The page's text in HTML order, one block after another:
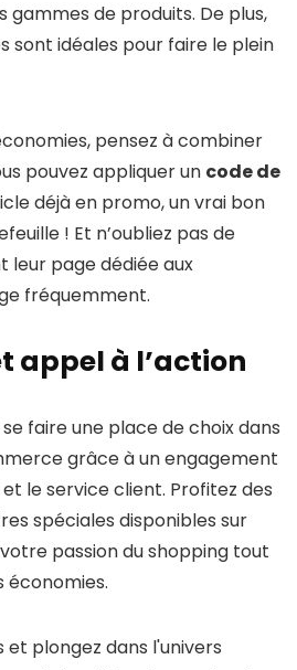
gammes de produits. De plus,
sont idéales pour faire le plein
pensez à combiner
pouvez appliquer un code de
déjà en promo, un vrai bon
! Et n’oubliez pas de
leur page dédiée aux
fréquemment.
appel à l’action
se faire une place de choix dans
grâce à un engagement
le service client. Profitez des
spéciales disponibles sur
passion du shopping tout
économies.
plongez dans l'univers